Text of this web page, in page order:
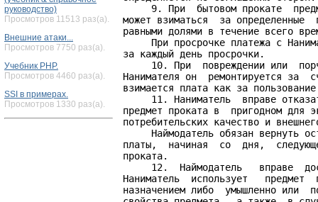
руководство)
Просмотров 11513 раз(а).
Внешние атаки...
Просмотров 7750 раз(а).
Учебник PHP.
Просмотров 4460 раз(а).
SSI в примерах.
Просмотров 1330 раз(а).
9. При  бытовом прокате
может взиматься  за
равными долями в течение всего
При просрочке платежа с
за каждый день просрочки.
10. При  повреждении или
Нанимателя он  ремонтируется за
взимается плата как за
11. Наниматель  вправе
предмет проката в  пригодном для
потребительских качество и
Наймодатель обязан вернуть
платы,  начиная  со  дня,
проката.
12.  Наймодатель   вправе
Наниматель  использует
назначением либо  умышленно или